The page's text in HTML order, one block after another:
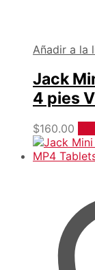
Añadir a la
Jack
4 pies
$160.00